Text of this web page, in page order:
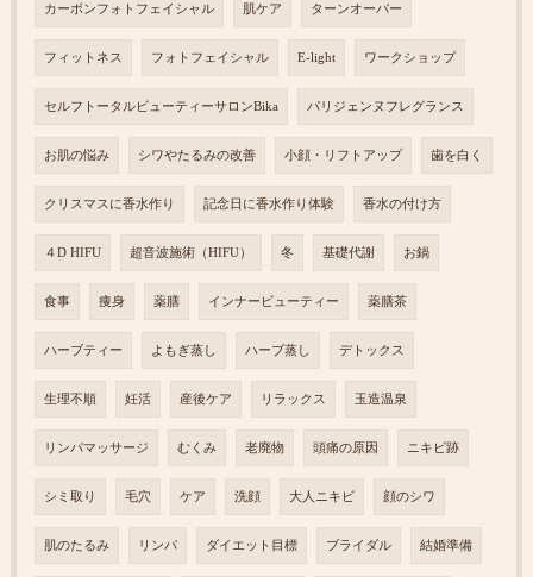
カーボンフォトフェイシャル 肌ケア ターンオーバー
フィットネス フォトフェイシャル E-light ワークショップ
セルフトータルビューティーサロンBika パリジェンヌフレグランス
お肌の悩み シワやたるみの改善 小顔・リフトアップ 歯を白く
クリスマスに香水作り 記念日に香水作り体験 香水の付け方
４D HIFU 超音波施術（HIFU） 冬 基礎代謝 お鍋
食事 痩身 薬膳 インナービューティー 薬膳茶
ハーブティー よもぎ蒸し ハーブ蒸し デトックス
生理不順 妊活 産後ケア リラックス 玉造温泉
リンパマッサージ むくみ 老廃物 頭痛の原因 ニキビ跡
シミ取り 毛穴 ケア 洗顔 大人ニキビ 顔のシワ
肌のたるみ リンパ ダイエット目標 ブライダル 結婚準備